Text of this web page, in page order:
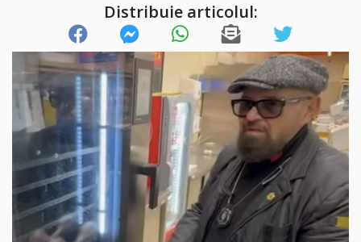
Distribuie articolul: